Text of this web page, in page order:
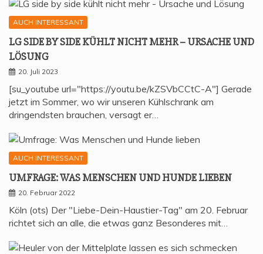
AUCH INTERESSANT
LG SIDE BY SIDE KÜHLT NICHT MEHR – URSA­CHE UND
LÖSUNG
20. Juli 2023
[su_youtube url="https://youtu.be/kZSVbCCtC-A"] Gerade
jetzt im Sommer, wo wir unseren Kühlschrank am
dringendsten brauchen, versagt er…
AUCH INTERESSANT
UMFRA­GE: WAS MEN­SCHEN UND HUN­DE LIEBEN
20. Februar 2022
Köln (ots) Der "Liebe-Dein-Haustier-Tag" am 20. Februar
richtet sich an alle, die etwas ganz Besonderes mit…